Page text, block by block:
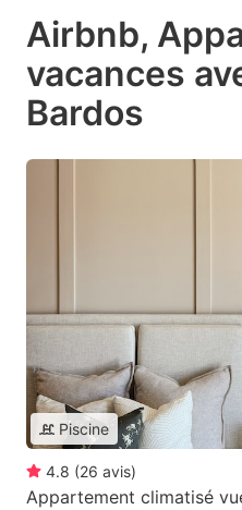
Airbnb,
vacances
Bardos
Piscine
4.8 (26 avis)
Appartement climatisé